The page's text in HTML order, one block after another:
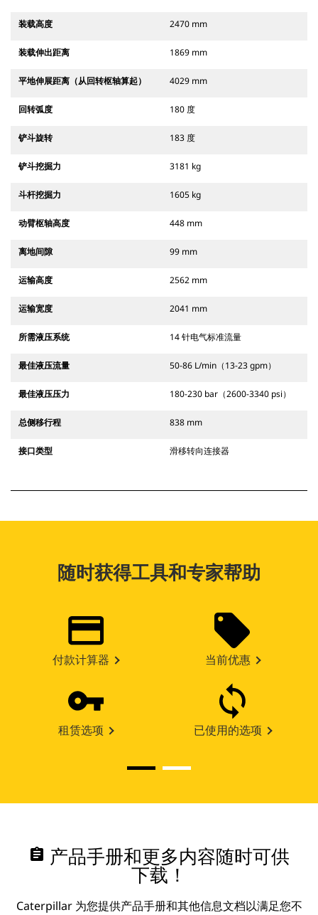
装载高度 2470 mm
装载伸出距离 1869 mm
平地伸展距离（从回转枢轴算起） 4029 mm
回转弧度 180 度
铲斗旋转 183 度
铲斗挖掘力 3181 kg
斗杆挖掘力 1605 kg
动臂枢轴高度 448 mm
离地间隙 99 mm
运输高度 2562 mm
运输宽度 2041 mm
所需液压系统 14 针电气标准流量
最佳液压流量 50-86 L/min（13-23 gpm）
最佳液压压力 180-230 bar（2600-3340 psi）
总侧移行程 838 mm
接口类型 滑移转向连接器
随时获得工具和专家帮助
付款计算器 当前优惠
租赁选项 已使用的选项
assignment 产品手册和更多内容随时可供
下载！
Caterpillar 为您提供产品手册和其他信息文档以满足您不